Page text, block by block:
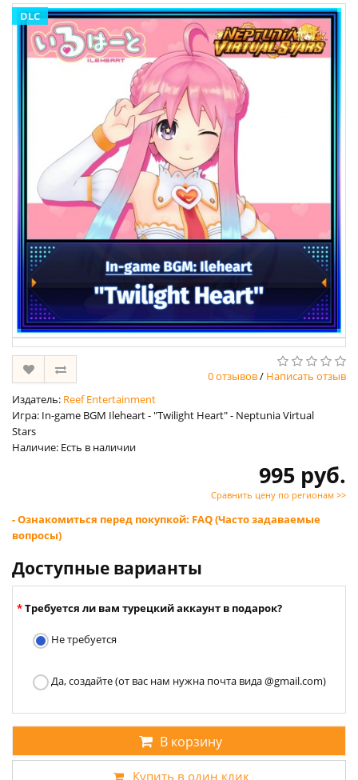
DLC
0 отзывов/ Написать отзыв
Издатель: Reef Entertainment
Игра: In-game BGM Ileheart - "Twilight Heart" - Neptunia Virtual
Stars
Наличие: Есть в наличии
995 руб.
Сравнить цену по регионам >>
- Ознакомиться перед покупкой: FAQ (Часто задаваемые
вопросы)
Доступные варианты
Требуется ли вам турецкий аккаунт в подарок?
Не требуется
Да, создайте (от вас нам нужна почта вида @gmail.com)
В корзину
Купить в один клик